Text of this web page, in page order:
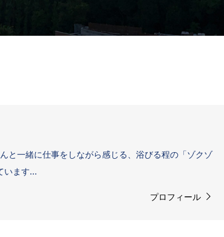
一緒に仕事をしながら感じる、浴びる程の「ゾクゾ
います...
プロフィール